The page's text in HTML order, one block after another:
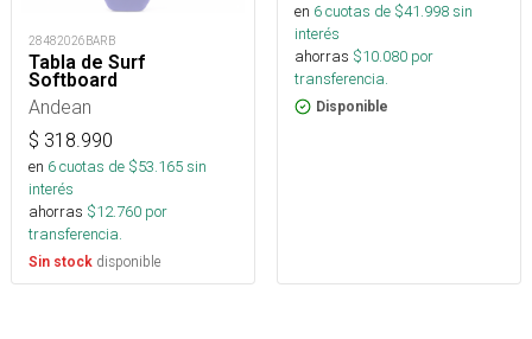
28482026BARB
Tabla de Surf
Softboard
Andean
$ 318.990
en 6cuotas de $53.165sin
interés
ahorras $12.760 por
transferencia.
Sin stock disponible
en 6cuotas de $41.998sin
interés
ahorras $10.080 por
transferencia.
Disponible